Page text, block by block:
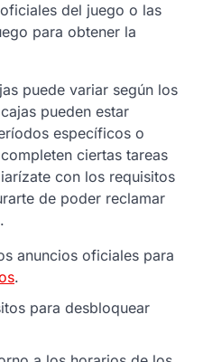
del juego o las
para obtener la
puede variar según los
pueden estar
específicos o
ciertas tareas
con los requisitos
de poder reclamar
anuncios oficiales para
.
para desbloquear